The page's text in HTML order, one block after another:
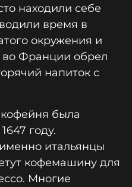
находили себе
время в
окружения и
Франции обрел
напиток с
была
году.
итальянцы
кофемашину для
Многие